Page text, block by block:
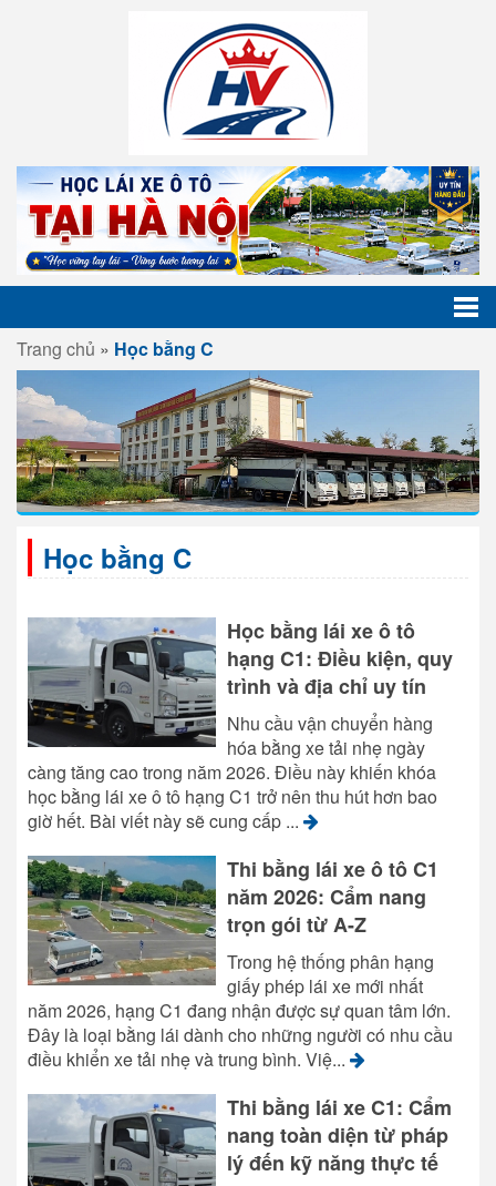
Trang chủ » Học bằng C
Học bằng C
Học bằng lái xe ô tô
hạng C1: Điều kiện, quy
trình và địa chỉ uy tín
Nhu cầu vận chuyển hàng
hóa bằng xe tải nhẹ ngày
càng tăng cao trong năm 2026. Điều này khiến khóa
học bằng lái xe ô tô hạng C1 trở nên thu hút hơn bao
giờ hết. Bài viết này sẽ cung cấp ...
Thi bằng lái xe ô tô C1
năm 2026: Cẩm nang
trọn gói từ A-Z
Trong hệ thống phân hạng
giấy phép lái xe mới nhất
năm 2026, hạng C1 đang nhận được sự quan tâm lớn.
Đây là loại bằng lái dành cho những người có nhu cầu
điều khiển xe tải nhẹ và trung bình. Việ...
Thi bằng lái xe C1: Cẩm
nang toàn diện từ pháp
lý đến kỹ năng thực tế